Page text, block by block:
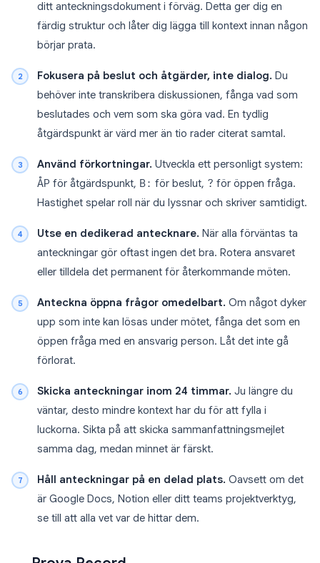
ditt anteckningsdokument i förväg. Detta ger dig en
färdig struktur och låter dig lägga till kontext innan någon
börjar prata.
Fokusera på beslut och åtgärder, inte dialog. Du
behöver inte transkribera diskussionen, fånga vad som
beslutades och vem som ska göra vad. En tydlig
åtgärdspunkt är värd mer än tio rader citerat samtal.
Använd förkortningar. Utveckla ett personligt system:
ÅP för åtgärdspunkt, B: för beslut, ? för öppen fråga.
Hastighet spelar roll när du lyssnar och skriver samtidigt.
Utse en dedikerad antecknare. När alla förväntas ta
anteckningar gör oftast ingen det bra. Rotera ansvaret
eller tilldela det permanent för återkommande möten.
Anteckna öppna frågor omedelbart. Om något dyker
upp som inte kan lösas under mötet, fånga det som en
öppen fråga med en ansvarig person. Låt det inte gå
förlorat.
Skicka anteckningar inom 24 timmar. Ju längre du
väntar, desto mindre kontext har du för att fylla i
luckorna. Sikta på att skicka sammanfattningsmejlet
samma dag, medan minnet är färskt.
Håll anteckningar på en delad plats. Oavsett om det
är Google Docs, Notion eller ditt teams projektverktyg,
se till att alla vet var de hittar dem.